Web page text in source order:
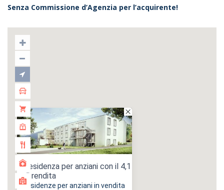
Senza Commissione d’Agenzia per l’acquirente!
Residenza per anziani con il 4,1
di rendita
residenze per anziani in vendita